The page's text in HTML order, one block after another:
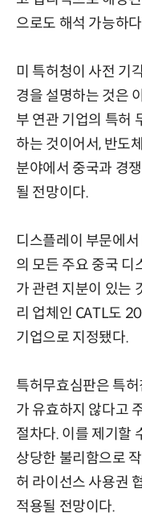
으로도 해석 가능하
미 특허청이 사전 기
경을 설명하는 것은
부 연관 기업의 특허
하는 것이어서, 반도
분야에서 중국과 경
될 전망이다.
디스플레이 부문에서
의 모든 주요 중국 디
가 관련 지분이 있는
리 업체인 CATL도
기업으로 지정됐다.
특허무효심판은 특
가 유효하지 않다고
절차다. 이를 제기할
상당한 불리함으로
허 라이선스 사용권
적용될 전망이다.